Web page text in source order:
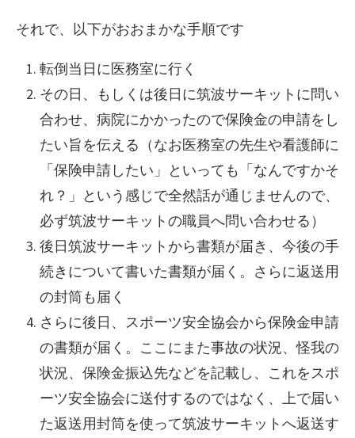
それで、以下がおおまかな手順です
転倒当日に医務室に行く
その日、もしくは後日に筑波サーキットに問い
合わせ、病院にかかったので保険金の申請をし
たい旨を伝える（なお医務室の先生や看護師に
「保険申請したい」といっても「なんですかそ
れ？」という感じで全然話が通じませんので、
必ず筑波サーキットの職員へ問い合わせる）
後日筑波サーキットから書類が届き、今後の手
続きについて書いた書類が届く。さらに返送用
の封筒も届く
さらに後日、スポーツ安全協会から保険金申請
の書類が届く。ここにまた事故の状況、怪我の
状況、保険金振込先などを記載し、これをスポ
ーツ安全協会に送付するのではなく、上で届い
た返送用封筒を使って筑波サーキットへ返送す